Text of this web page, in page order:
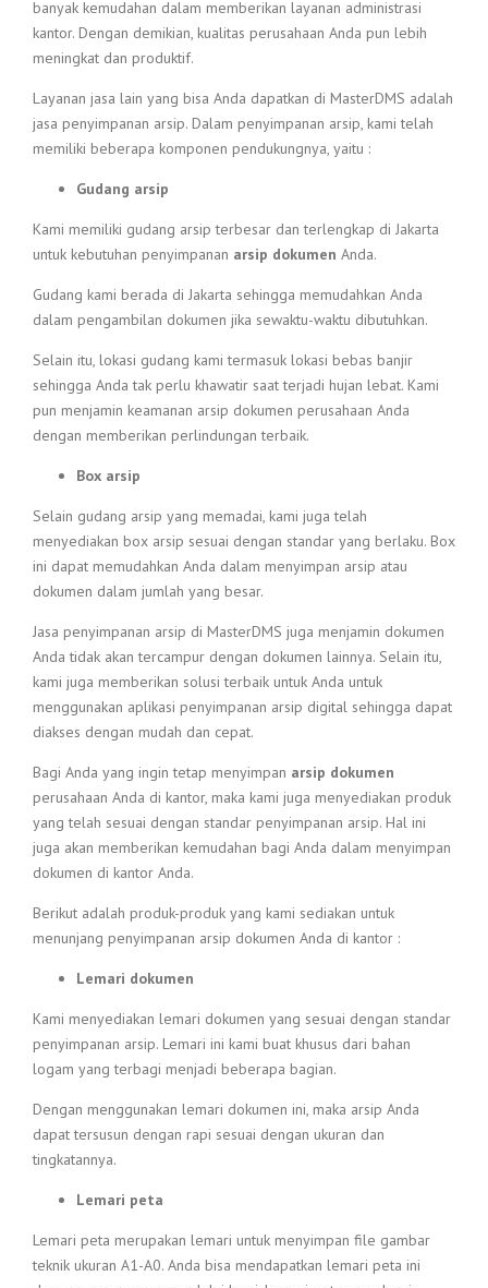
banyak kemudahan dalam memberikan layanan administrasi
kantor. Dengan demikian, kualitas perusahaan Anda pun lebih
meningkat dan produktif.
Layanan jasa lain yang bisa Anda dapatkan di MasterDMS adalah
jasa penyimpanan arsip. Dalam penyimpanan arsip, kami telah
memiliki beberapa komponen pendukungnya, yaitu :
Gudang arsip
Kami memiliki gudang arsip terbesar dan terlengkap di Jakarta
untuk kebutuhan penyimpanan arsip dokumen Anda.
Gudang kami berada di Jakarta sehingga memudahkan Anda
dalam pengambilan dokumen jika sewaktu-waktu dibutuhkan.
Selain itu, lokasi gudang kami termasuk lokasi bebas banjir
sehingga Anda tak perlu khawatir saat terjadi hujan lebat. Kami
pun menjamin keamanan arsip dokumen perusahaan Anda
dengan memberikan perlindungan terbaik.
Box arsip
Selain gudang arsip yang memadai, kami juga telah
menyediakan box arsip sesuai dengan standar yang berlaku. Box
ini dapat memudahkan Anda dalam menyimpan arsip atau
dokumen dalam jumlah yang besar.
Jasa penyimpanan arsip di MasterDMS juga menjamin dokumen
Anda tidak akan tercampur dengan dokumen lainnya. Selain itu,
kami juga memberikan solusi terbaik untuk Anda untuk
menggunakan aplikasi penyimpanan arsip digital sehingga dapat
diakses dengan mudah dan cepat.
Bagi Anda yang ingin tetap menyimpan arsip dokumen
perusahaan Anda di kantor, maka kami juga menyediakan produk
yang telah sesuai dengan standar penyimpanan arsip. Hal ini
juga akan memberikan kemudahan bagi Anda dalam menyimpan
dokumen di kantor Anda.
Berikut adalah produk-produk yang kami sediakan untuk
menunjang penyimpanan arsip dokumen Anda di kantor :
Lemari dokumen
Kami menyediakan lemari dokumen yang sesuai dengan standar
penyimpanan arsip. Lemari ini kami buat khusus dari bahan
logam yang terbagi menjadi beberapa bagian.
Dengan menggunakan lemari dokumen ini, maka arsip Anda
dapat tersusun dengan rapi sesuai dengan ukuran dan
tingkatannya.
Lemari peta
Lemari peta merupakan lemari untuk menyimpan file gambar
teknik ukuran A1-A0. Anda bisa mendapatkan lemari peta ini